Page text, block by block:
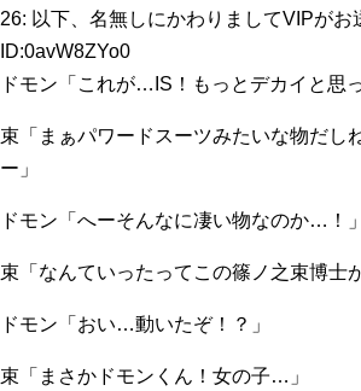
26: 以下、名無しにかわりましてVIPが
ID:0avW8ZYo0
ドモン「これが…IS！もっとデカイと思
束「まぁパワードスーツみたいな物だし
ー」
ドモン「へーそんなに凄い物なのか…！
束「なんていったってこの篠ノ之束博士
ドモン「おい…動いたぞ！？」
束「まさかドモンくん！女の子…」